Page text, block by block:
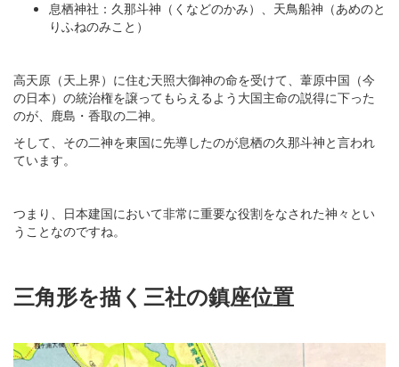
息栖神社：久那斗神（くなどのかみ）、天鳥船神（あめのと
りふねのみこと）
高天原（天上界）に住む天照大御神の命を受けて、葦原中国（今
の日本）の統治権を譲ってもらえるよう大国主命の説得に下った
のが、鹿島・香取の二神。
そして、その二神を東国に先導したのが息栖の久那斗神と言われ
ています。
つまり、日本建国において非常に重要な役割をなされた神々とい
うことなのですね。
三角形を描く三社の鎮座位置